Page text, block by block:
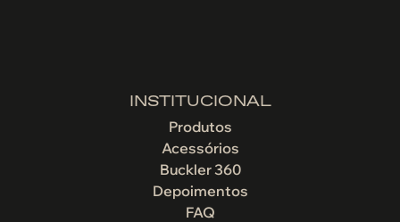
INSTITUCIONAL
Produtos
Acessórios
Buckler 360
Depoimentos
FAQ